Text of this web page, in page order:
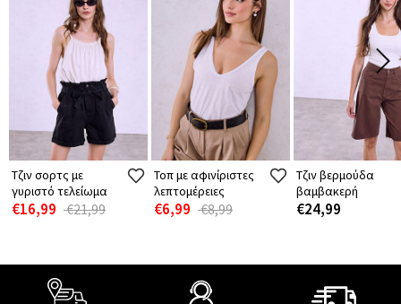
Τζιν σορτς με
γυριστό τελείωμα
€16,99 €21,99
Τοπ με αφινίριστες
λεπτομέρειες
€6,99 €8,99
Τζιν βερμούδα
βαμβακερή
€24,99